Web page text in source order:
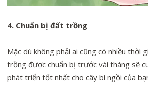
4. Chuẩn bị đất trồng
Mặc dù không phải ai cũng có nhiều thời
trồng được chuẩn bị trước vài tháng sẽ
phát triển tốt nhất cho cây bí ngồi của